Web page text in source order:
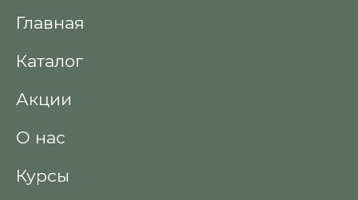
Главная
Каталог
Акции
О нас
Курсы